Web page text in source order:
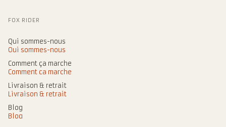
FOX RIDER
Qui sommes-nous
Qui sommes-nous
Comment ça marche
Comment ça marche
Livraison & retrait
Livraison & retrait
Blog
Blog